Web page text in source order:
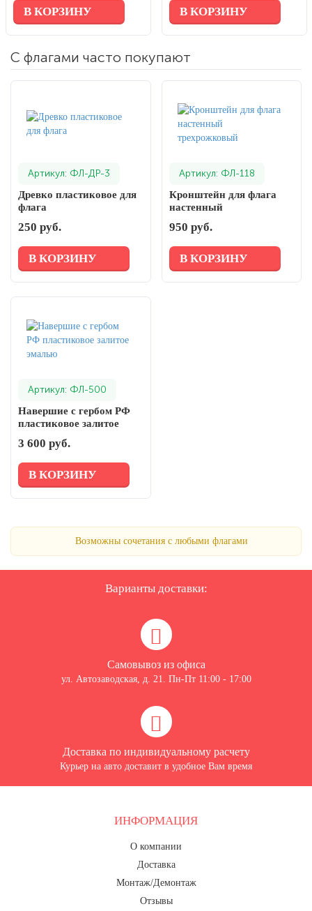
В КОРЗИНУ В КОРЗИНУ
С флагами часто покупают
Артикул: ФЛ-ДР-3
Древко пластиковое для
флага
250 руб.
В КОРЗИНУ
Артикул: ФЛ-118
Кронштейн для флага
настенный
950 руб.
В КОРЗИНУ
Артикул: ФЛ-500
Навершие с гербом РФ
пластиковое залитое
3 600 руб.
В КОРЗИНУ
Возможны сочетания с любыми флагами
Варианты доставки:
Самовывоз из офиса
ул. Автозаводская, д. 21. Пн-Пт 11:00 - 17:00
Доставка по индивидуальному расчету
Курьер на авто доставит в удобное Вам время
ИНФОРМАЦИЯ
О компании
Доставка
Монтаж/Демонтаж
Отзывы